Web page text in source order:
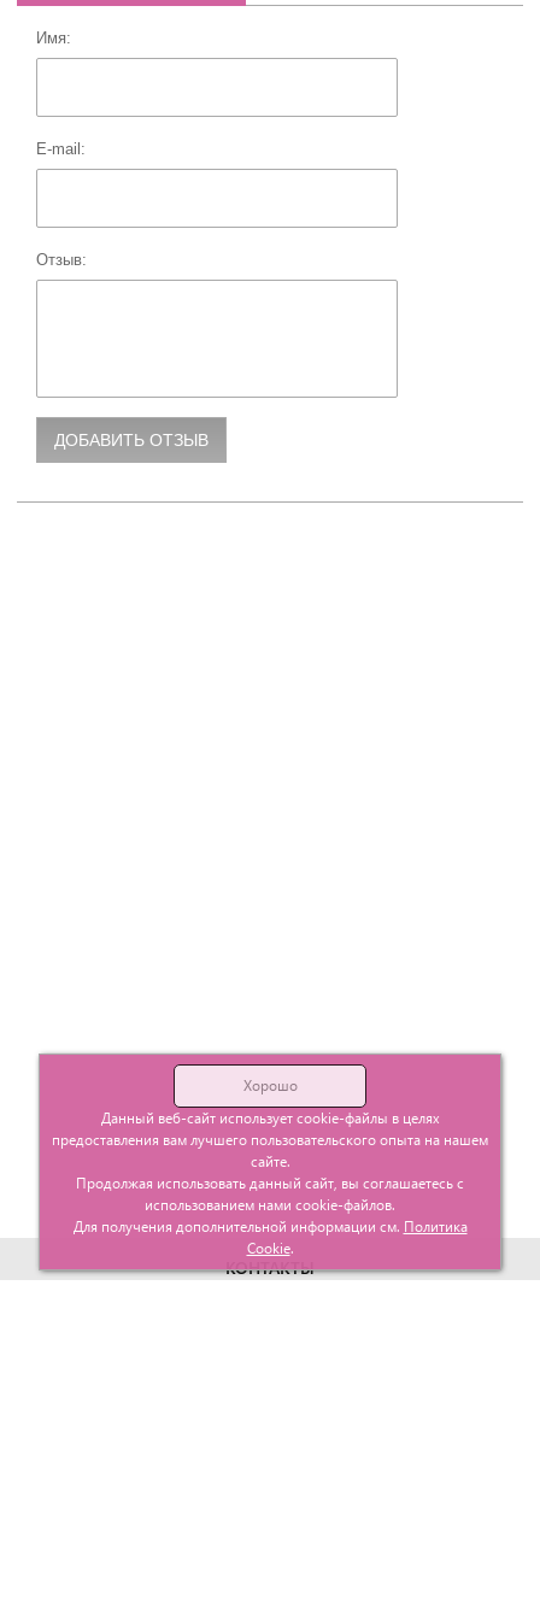
Имя:
E-mail:
Отзыв:
КОНТАКТЫ
Хорошо
Данный веб-сайт использует cookie-файлы в целях
предоставления вам лучшего пользовательского опыта на нашем
сайте.
Продолжая использовать данный сайт, вы соглашаетесь с
использованием нами cookie-файлов.
Для получения дополнительной информации см. Политика
Cookie.